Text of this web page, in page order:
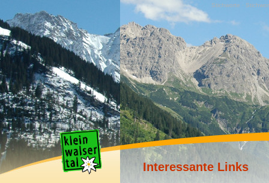
Stichworte ·
Interessante Links